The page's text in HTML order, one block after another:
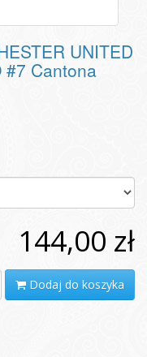
UNITED
#7 Cantona
144,00 zł
Dodaj do koszyka